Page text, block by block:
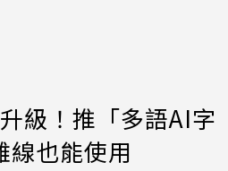
級！推「多語AI字
線也能使用